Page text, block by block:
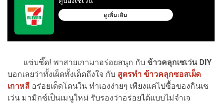
แซ่บซี๊ด! พาสายเกามาอร่อยสนุก กับ ข้าวคลุกเซเว่น DIY
บอกเลยว่าทั้งเผ็ดทั้งเด็ดถึงใจ กับ สูตรทำ ข้าวคลุกซอสเผ็ด
เกาหลี อร่อยเด็ดโดนใน ทำเองง่ายๆ เพียงแค่ไปซื้อของกินเซ
เว่น มามิกซ์เป็นเมนูใหม่ รับรองว่าอร่อยได้แบบไม่จำเจ